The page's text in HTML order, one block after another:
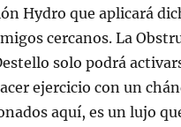
Hydro que aplicará
cercanos. La
solo podrá
ejercicio con un
aquí, es un lujo